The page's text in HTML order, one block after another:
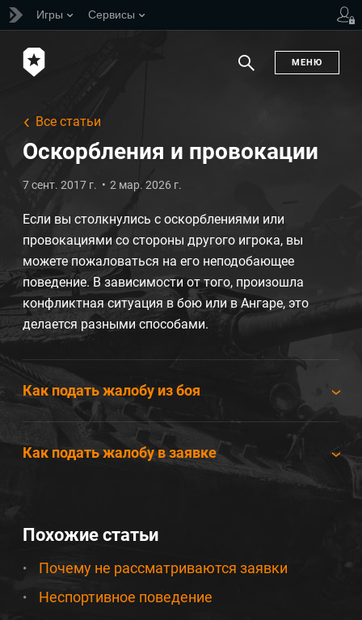
Игры Сервисы
Поиск
МЕНЮ
Все статьи
Оскорбления и провокации
7 сент. 2017 г. 2 мар. 2026 г.
Если вы столкнулись с оскорблениями или
провокациями со стороны другого игрока, вы
можете пожаловаться на его неподобающее
поведение. В зависимости от того, произошла
конфликтная ситуация в бою или в Ангаре, это
делается разными способами.
Как подать жалобу из боя
Как подать жалобу в заявке
Похожие статьи
Почему не рассматриваются заявки
Неспортивное поведение